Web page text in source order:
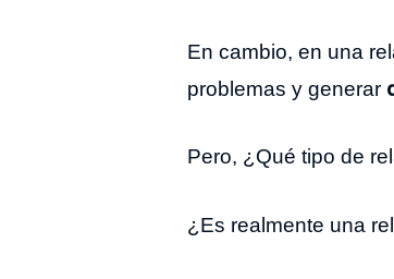
En cambio, en una
problemas y generar
Pero, ¿Qué tipo de
¿Es realmente una